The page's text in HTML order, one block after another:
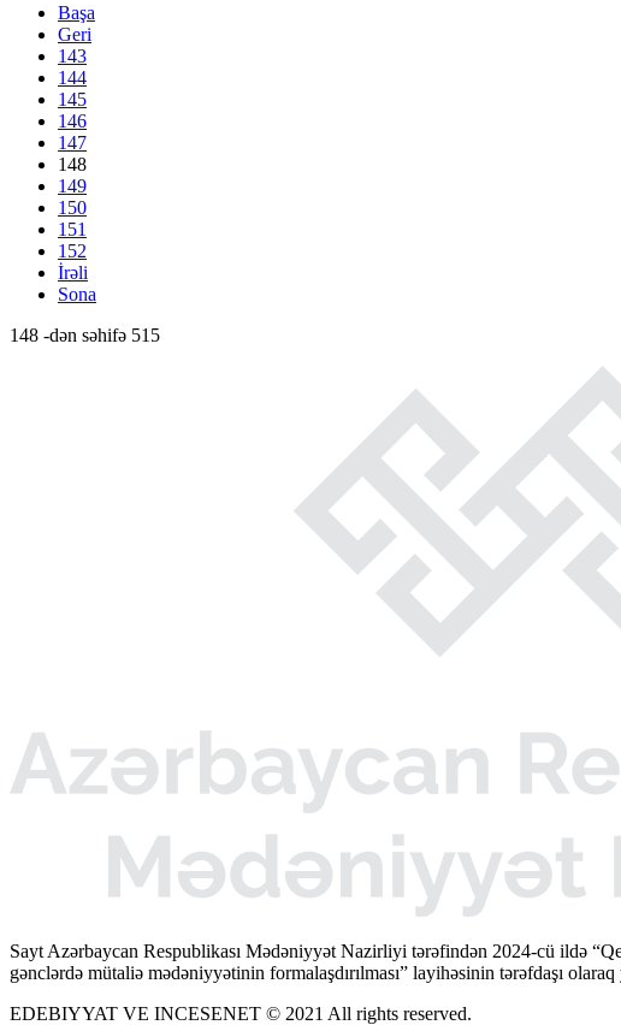
Başa
Geri
143
144
145
146
147
148
149
150
151
152
İrəli
Sona
148 -dən səhifə 515
Sayt Azərbaycan Respublikası Mədəniyyət Nazirliyi tərəfindən 2024-cü ildə
gənclərdə mütaliə mədəniyyətinin formalaşdırılması” layihəsinin tərəfdaşı
EDEBIYYAT VE INCESENET © 2021 All rights reserved.